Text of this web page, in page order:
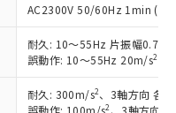
AC2300V 50/60Hz 1min (異
耐久: 10～55Hz 片振幅
誤動作: 10～55Hz 20m/s2
耐久: 300m/s2、3軸方向 各3
誤動作: 100m/s2 、3軸方向
き、同意のうえ
える予定のある
令（10物質）の
応品を出す予
令（10物質）の